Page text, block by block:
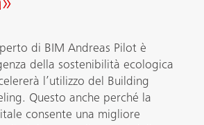
di BIM Andreas Pilot è
della sostenibilità ecologica
l’utilizzo del Building
Questo anche perché la
consente una migliore